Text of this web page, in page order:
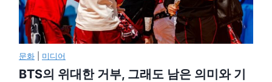
문화 미디어
BTS의 위대한 거부, 그래도 남은 의미와 기